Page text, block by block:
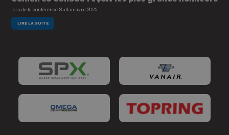
lors de la conférence Sullair avril 2025
LIRE LA SUITE